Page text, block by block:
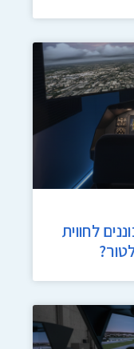
לחווית